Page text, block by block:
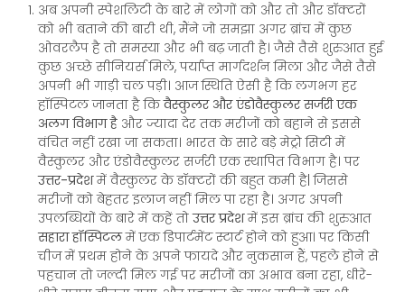
अब अपनी स्पेशलिटी के बारे में लोगों को और तो और डॉक्टरों
को भी बताने की बारी थी, मैंने जो समझा अगर ब्रांच में कुछ
ओवरलैप है तो समस्या और भी बढ़ जाती है। जैसे तैसे शुरुआत हुई
कुछ अच्छे सीनियर्स मिले, पर्याप्त मार्गदर्शन मिला और जैसे तैसे
अपनी भी गाड़ी चल पड़ी। आज स्थिति ऐसी है कि लगभग हर
हॉस्पिटल जानता है किवैस्कुलर और एंडोवैस्कुलर सर्जरी एक
अलग विभाग है और ज्यादा देर तक मरीजों को बहाने से इससे
वंचित नहीं रखा जा सकता। भारत के सारे बड़े मेट्रो सिटी में
वैस्कुलर और एंडोवैस्कुलर सर्जरी एक स्थापित विभाग है। पर
उत्तर-प्रदेशमें वैस्कुलर के डॉक्टरों की बहुत कमी है| जिससे
मरीजों को बेहतर इलाज नहीं मिल पा रहा है। अगर अपनी
उपलब्धियों के बारे में कहें तोउत्तर प्रदेशमें इस ब्रांच की शुरुआत
सहारा हॉस्पिटलमें एक डिपार्टमेंट स्टार्ट होने को हुआ। पर किसी
चीज में प्रथम होने के अपने फायदे और नुकसान हैं, पहले होने से
पहचान तो जल्दी मिल गई पर मरीजों का अभाव बना रहा, धीरे-